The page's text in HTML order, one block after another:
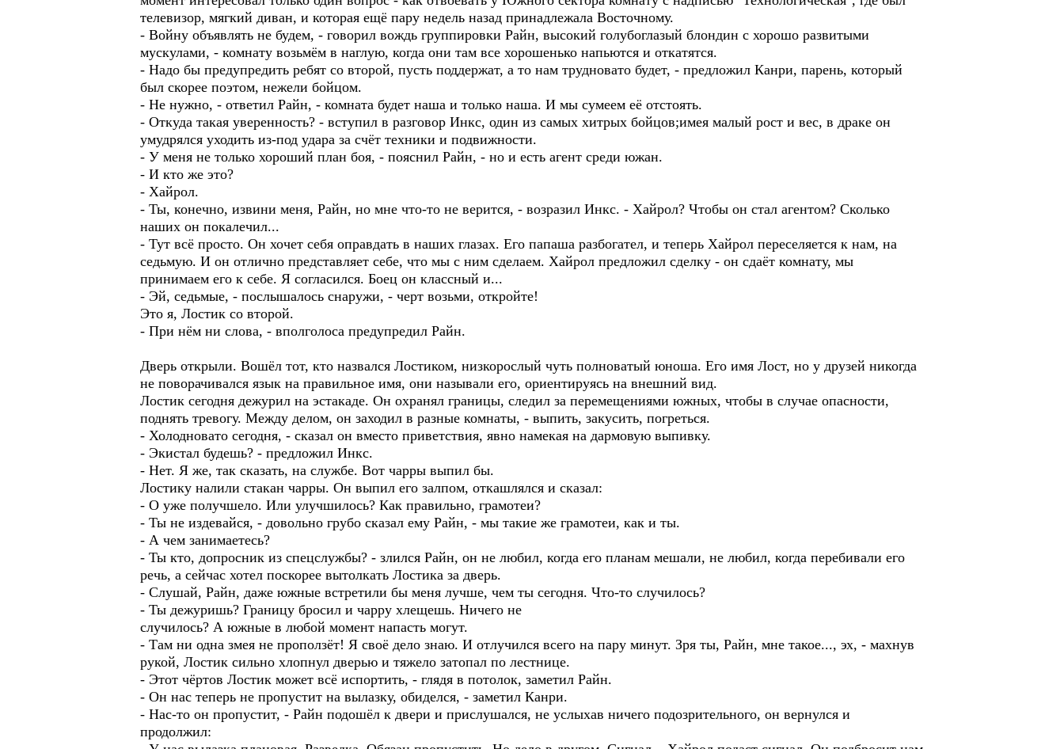
телевизор, мягкий диван, и которая ещё пару недель назад принадлежала Восточному.
- Войну объявлять не будем, - говорил вождь группировки Райн, высокий голубоглазый блондин с хорошо развитыми
мускулами, - комнату возьмём в наглую, когда они там все хорошенько напьются и откатятся.
- Надо бы предупредить ребят со второй, пусть поддержат, а то нам трудновато будет, - предложил Канри, парень, который
был скорее поэтом, нежели бойцом.
- Не нужно, - ответил Райн, - комната будет наша и только наша. И мы сумеем её отстоять.
- Откуда такая уверенность? - вступил в разговор Инкс, один из самых хитрых бойцов;имея малый рост и вес, в драке он
умудрялся уходить из-под удара за счёт техники и подвижности.
- У меня не только хороший план боя, - пояснил Райн, - но и есть агент среди южан.
- И кто же это?
- Хайрол.
- Ты, конечно, извини меня, Райн, но мне что-то не верится, - возразил Инкс. - Хайрол? Чтобы он стал агентом? Сколько
наших он покалечил...
- Тут всё просто. Он хочет себя оправдать в наших глазах. Его папаша разбогател, и теперь Хайрол переселяется к нам, на
седьмую. И он отлично представляет себе, что мы с ним сделаем. Хайрол предложил сделку - он сдаёт комнату, мы
принимаем его к себе. Я согласился. Боец он классный и...
- Эй, седьмые, - послышалось снаружи, - черт возьми, откройте!
Это я, Лостик со второй.
- При нём ни слова, - вполголоса предупредил Райн.
Дверь открыли. Вошёл тот, кто назвался Лостиком, низкорослый чуть полноватый юноша. Его имя Лост, но у друзей никогда
не поворачивался язык на правильное имя, они называли его, ориентируясь на внешний вид.
Лостик сегодня дежурил на эстакаде. Он охранял границы, следил за перемещениями южных, чтобы в случае опасности,
поднять тревогу. Между делом, он заходил в разные комнаты, - выпить, закусить, погреться.
- Холодновато сегодня, - сказал он вместо приветствия, явно намекая на дармовую выпивку.
- Экистал будешь? - предложил Инкс.
- Нет. Я же, так сказать, на службе. Вот чарры выпил бы.
Лостику налили стакан чарры. Он выпил его залпом, откашлялся и сказал:
- О уже получшело. Или улучшилось? Как правильно, грамотеи?
- Ты не издевайся, - довольно грубо сказал ему Райн, - мы такие же грамотеи, как и ты.
- А чем занимаетесь?
- Ты кто, допросник из спецслужбы? - злился Райн, он не любил, когда его планам мешали, не любил, когда перебивали его
речь, а сейчас хотел поскорее вытолкать Лостика за дверь.
- Слушай, Райн, даже южные встретили бы меня лучше, чем ты сегодня. Что-то случилось?
- Ты дежуришь? Границу бросил и чарру хлещешь. Ничего не
случилось? А южные в любой момент напасть могут.
- Там ни одна змея не проползёт! Я своё дело знаю. И отлучился всего на пару минут. Зря ты, Райн, мне такое..., эх, - махнув
рукой, Лостик сильно хлопнул дверью и тяжело затопал по лестнице.
- Этот чёртов Лостик может всё испортить, - глядя в потолок, заметил Райн.
- Он нас теперь не пропустит на вылазку, обиделся, - заметил Канри.
- Нас-то он пропустит, - Райн подошёл к двери и прислушался, не услыхав ничего подозрительного, он вернулся и
продолжил: